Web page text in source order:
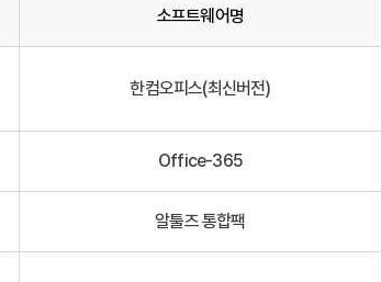
소프트웨어명
한컴오피스(최신버전)
Office-365
알툴즈 통합팩